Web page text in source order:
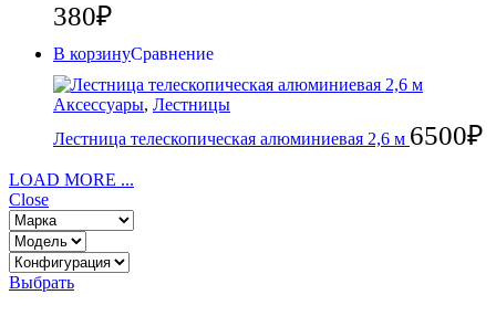
380₽
В корзинуСравнение
Аксессуары, Лестницы
Лестница телескопическая алюминиевая 2,6 м 6500₽
LOAD MORE ...
Close
Выбрать